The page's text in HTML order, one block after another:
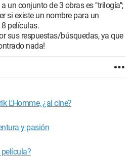
un conjunto de 3 obras es "trilogía";
si existe un nombre para un
8 películas.
sus respuestas/búsquedas, ya que
nada!
L'Homme, ¿al cine?
y pasión